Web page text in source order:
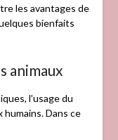
les avantages de
bienfaits
animaux
l’usage du
humains. Dans ce